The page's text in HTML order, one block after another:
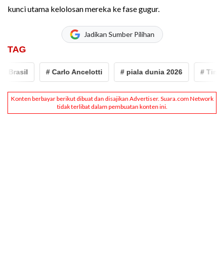
kunci utama kelolosan mereka ke fase gugur.
Jadikan Sumber Pilihan
TAG
# Carlo Ancelotti # piala dunia 2026 #